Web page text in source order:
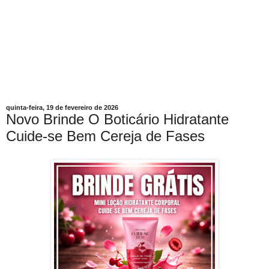
quinta-feira, 19 de fevereiro de 2026
Novo Brinde O Boticário Hidratante
Cuide-se Bem Cereja de Fases